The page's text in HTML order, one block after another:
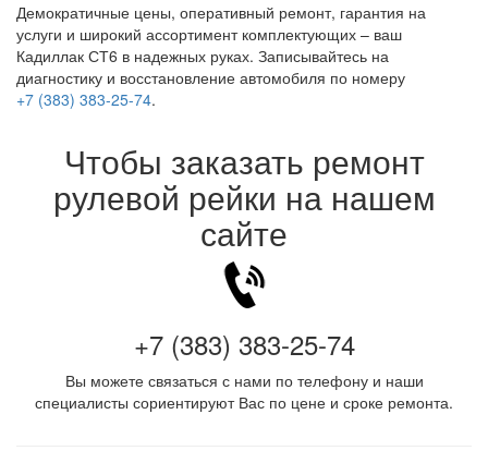
Демократичные цены, оперативный ремонт, гарантия на
услуги и широкий ассортимент комплектующих – ваш
Кадиллак СТ6 в надежных руках. Записывайтесь на
диагностику и восстановление автомобиля по номеру
+7 (383) 383-25-74.
Чтобы заказать ремонт
рулевой рейки на нашем
сайте
+7 (383) 383-25-74
Вы можете связаться с нами по телефону и наши
специалисты сориентируют Вас по цене и сроке ремонта.